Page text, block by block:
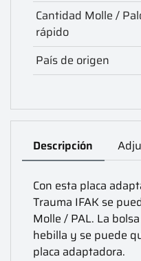
Cantidad Molle /
rápido
País de origen
Descripción
Con esta placa
Trauma IFAK se
Molle / PAL. La
hebilla y se puede
placa adaptadora.